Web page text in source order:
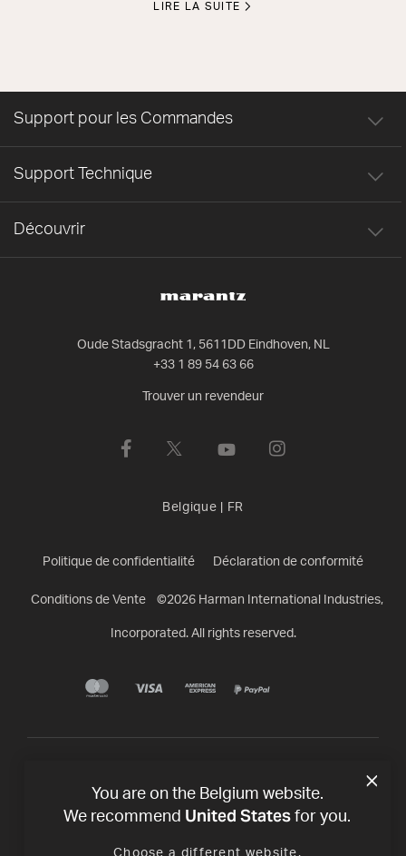
LIRE LA SUITE
Oude Stadsgracht 1, 5611DD Eindhoven, NL
+33 1 89 54 63 66
Trouver un revendeur
Support pour les Commandes
Support Technique
Découvrir
Belgique FR
Politique de confidentialité Déclaration de conformité
Conditions de Vente ©2026Harman International Industries,
Incorporated. All rights reserved.
You are on the Belgium website.
We recommend United States for you.
Choose a different website.